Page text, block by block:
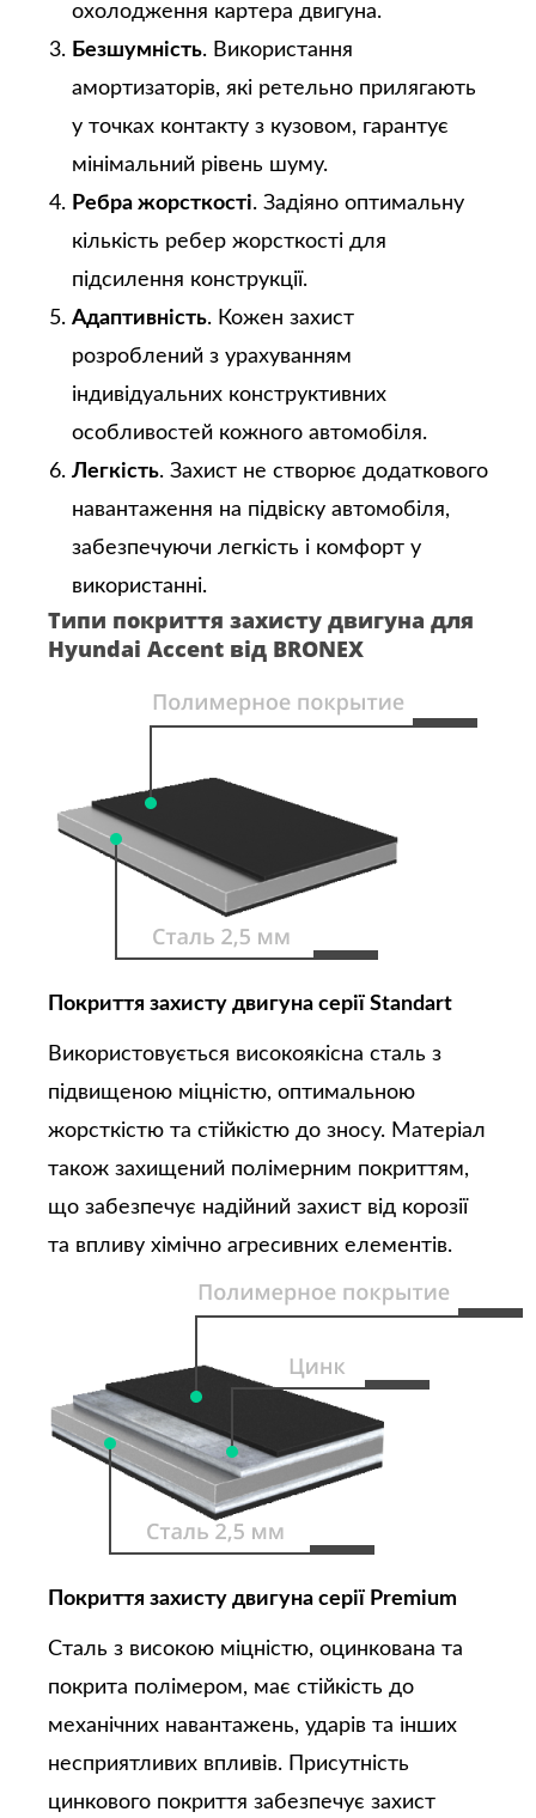
охолодження картера двигуна.
Безшумність. Використання
амортизаторів, які ретельно прилягають
у точках контакту з кузовом, гарантує
мінімальний рівень шуму.
Ребра жорсткості. Задіяно оптимальну
кількість ребер жорсткості для
підсилення конструкції.
Адаптивність. Кожен захист
розроблений з урахуванням
індивідуальних конструктивних
особливостей кожного автомобіля.
Легкість. Захист не створює додаткового
навантаження на підвіску автомобіля,
забезпечуючи легкість і комфорт у
використанні.
Типи покриття захисту двигуна для
Hyundai Accent від BRONEX
Покриття захисту двигуна серії Standart
Використовується високоякісна сталь з
підвищеною міцністю, оптимальною
жорсткістю та стійкістю до зносу. Матеріал
також захищений полімерним покриттям,
що забезпечує надійний захист від корозії
та впливу хімічно агресивних елементів.
Покриття захисту двигуна серії Premium
Сталь з високою міцністю, оцинкована та
покрита полімером, має стійкість до
механічних навантажень, ударів та інших
несприятливих впливів. Присутність
цинкового покриття забезпечує захист